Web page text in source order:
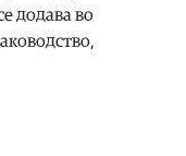
додава во